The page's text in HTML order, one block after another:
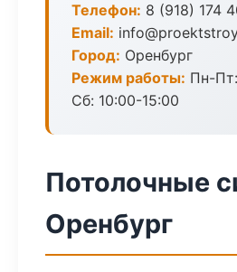
Телефон: 8 (918) 174
Email:
Город: Оренбург
Режим работы: Пн-
Сб: 10:00-15:00
Потолочные
Оренбург